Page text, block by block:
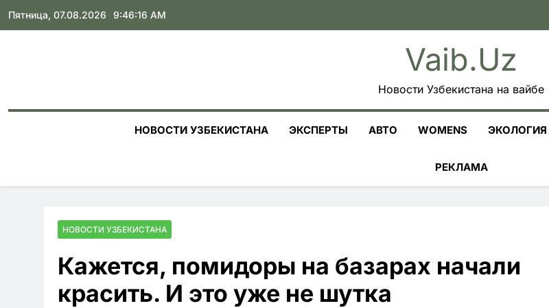
Skip
Пятница, 07.08.2026 9:46:17 AM
Vaib.uz
Новости Узбекистана на вайбе
НОВОСТИ УЗБЕКИСТАНА ЭКСПЕРТЫ АВТО WOMENS ЭКОЛОГИЯ
РЕКЛАМА
НОВОСТИ УЗБЕКИСТАНА
Кажется, помидоры на базарах начали
красить. И это уже не шутка